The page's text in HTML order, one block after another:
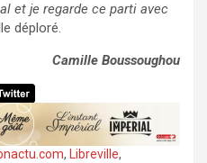
et je regarde ce parti avec
déploré.
Camille Boussoughou
, Libreville,